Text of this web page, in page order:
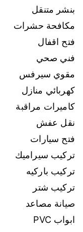
بنشر متنقل
مكافحة حشرات
فتح اقفال
فني صحي
مقوي سيرفس
كهربائي منازل
كاميرات مراقبة
نقل عفش
فتح سيارات
تركيب سيراميك
تركيب باركيه
تركيب شتر
صيانة مصاعد
ابواب PVC